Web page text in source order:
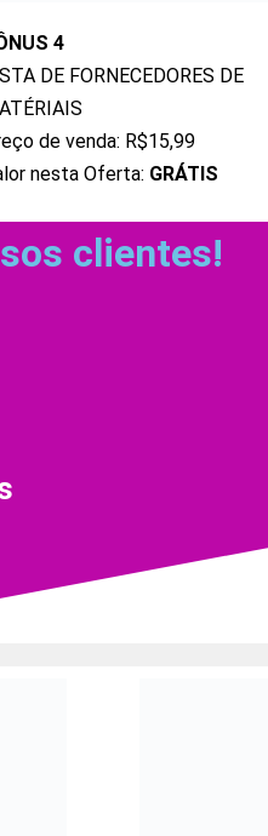
4
DE FORNECEDORES DE
de venda: R$15,99
nesta Oferta: GRÁTIS
clientes!